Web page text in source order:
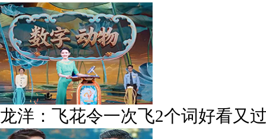
龙洋：飞花令一次飞2个词好看又